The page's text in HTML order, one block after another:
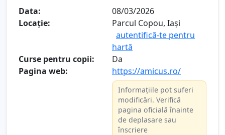
Data:
08/03/2026
Locație:
Parcul Copou, Iași
autentifică-te pentru
hartă
Curse pentru copii:
Da
Pagina web:
https://amicus.ro/
Informațiile pot suferi
modificări. Verifică
pagina oficială înainte
de deplasare sau
înscriere